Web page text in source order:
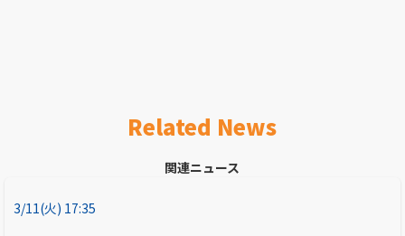
Related News
関連ニュース
3/11(火) 17:35